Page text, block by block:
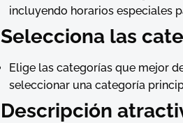
incluyendo horarios especiales
Selecciona las
Elige las categorías que mejor
seleccionar una categoría
Descripción